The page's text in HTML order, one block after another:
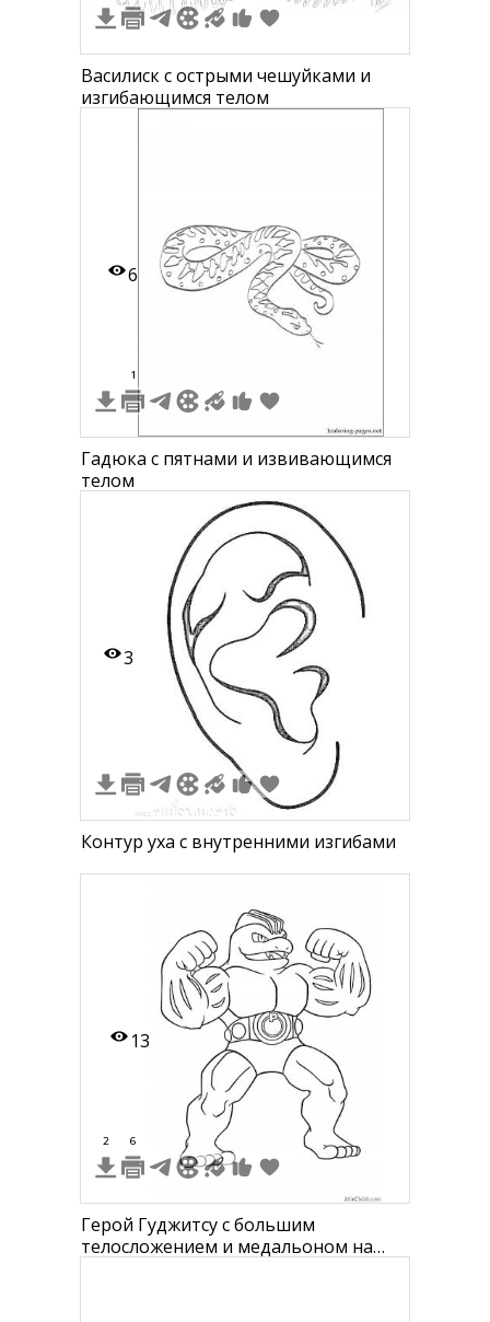
Василиск с острыми чешуйками и
изгибающимся телом
6
1
Гадюка с пятнами и извивающимся
телом
3
Контур уха с внутренними изгибами
13
2 6
Герой Гуджитсу с большим
телосложением и медальоном на